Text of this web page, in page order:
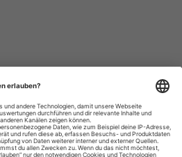
Impressum